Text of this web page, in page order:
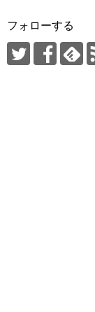
フォローする